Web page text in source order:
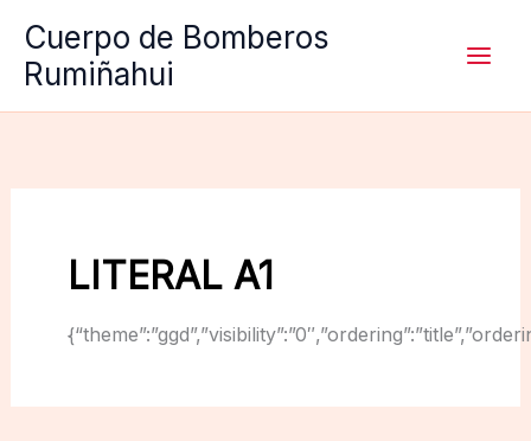
contenido
Cuerpo de Bomberos
Rumiñahui
LITERAL A1